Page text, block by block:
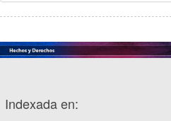
Indexada en: